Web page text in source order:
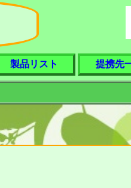
製品リスト 提携先